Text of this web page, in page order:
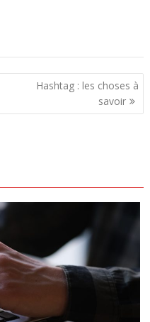
Hashtag : les choses à
savoir